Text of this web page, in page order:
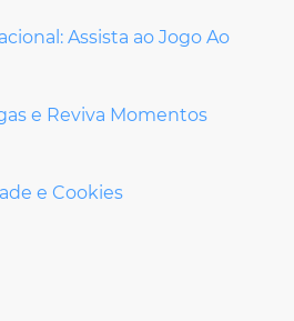
Assista ao Jogo Ao
e Reviva Momentos
e Cookies